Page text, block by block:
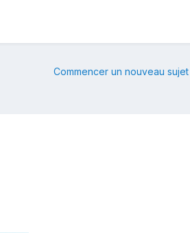
Commencer un nouveau sujet